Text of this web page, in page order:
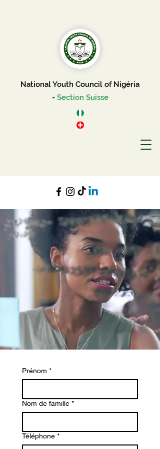
National Youth Council of Nigéria
- Section Suisse
Prénom *
Nom de famille *
Téléphone *